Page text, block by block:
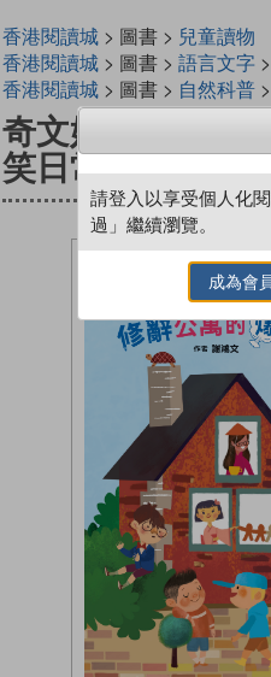
香港閱讀城> 圖書 > 兒童讀物
香港閱讀城> 圖書 > 語言文字>
香港閱讀城> 圖書 > 自然科普>
奇文妙語童話小
笑日常
請登入以享受個人化
過」繼續瀏覽。
成為會